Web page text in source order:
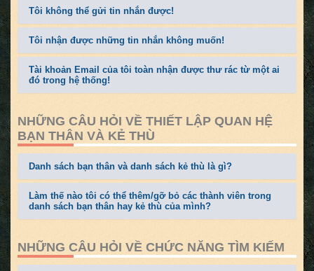
Tôi không thể gửi tin nhắn được!
Tôi nhận được những tin nhắn không muốn!
Tài khoản Email của tôi toàn nhận được thư rác từ một ai
đó trong hệ thống!
NHỮNG CÂU HỎI VỀ THIẾT LẬP QUAN HỆ
BẠN THÂN VÀ KẺ THÙ
Danh sách bạn thân và danh sách kẻ thù là gì?
Làm thế nào tôi có thể thêm/gỡ bỏ các thành viên trong
danh sách bạn thân hay kẻ thù của mình?
NHỮNG CÂU HỎI VỀ CHỨC NĂNG TÌM KIẾM